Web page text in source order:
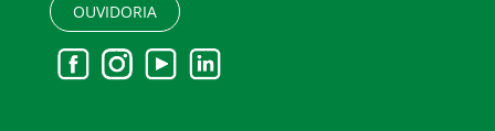
OUVIDORIA